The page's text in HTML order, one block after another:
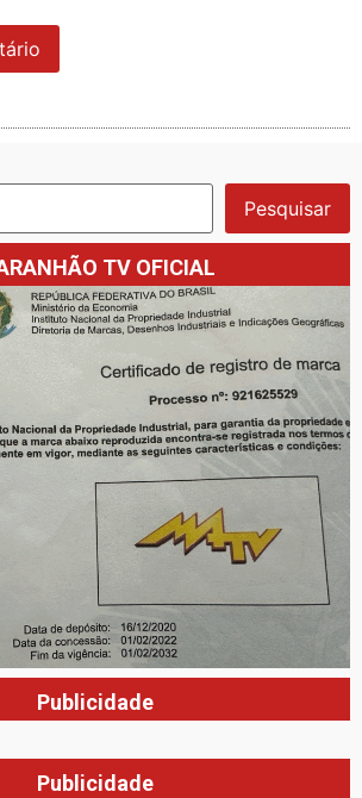
Pesquisar
TV OFICIAL
Publicidade
Publicidade